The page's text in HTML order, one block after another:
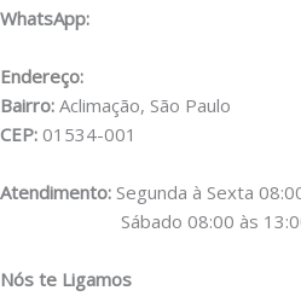
WhatsApp:
Endereço:
Bairro: Aclimação, São Paulo
CEP: 01534-001
Atendimento: Segunda à Sexta
Sábado 08:00 às
Nós te Ligamos